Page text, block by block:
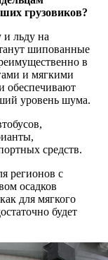
грузовиков?
и льду на
шипованные
в
и мягкими
обеспечивают
уровень шума.
средств.
регионов с
осадков
для мягкого
будет